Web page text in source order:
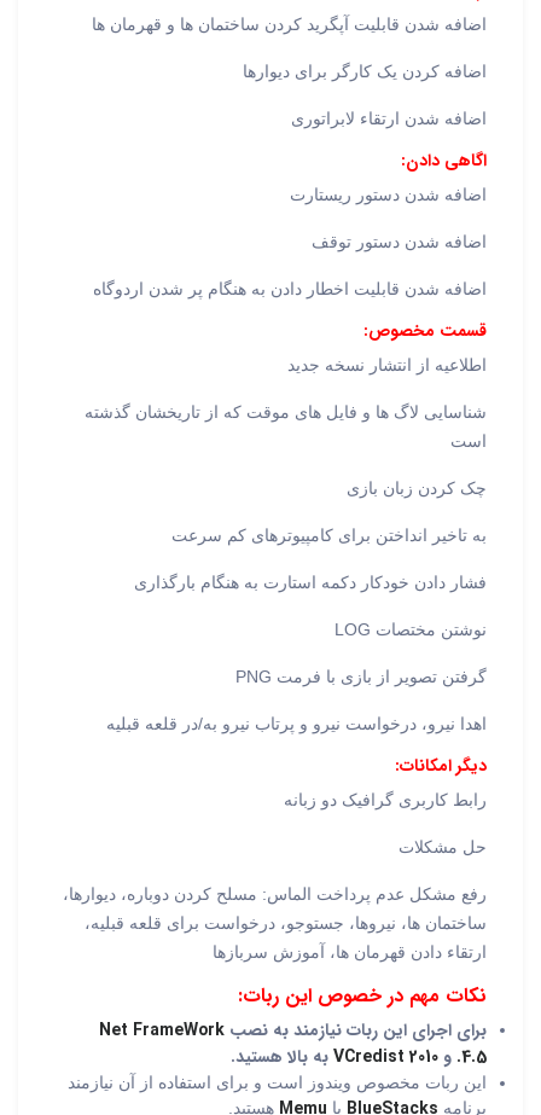
اضافه شدن قابلیت آپگرید کردن ساختمان ها و قهرمان ها
اضافه کردن یک کارگر برای دیوارها
اضافه شدن ارتقاء لابراتوری
اگاهی دادن:
اضافه شدن دستور ریستارت
اضافه شدن دستور توقف
اضافه شدن قابلیت اخطار دادن به هنگام پر شدن اردوگاه
قسمت مخصوص:
اطلاعیه از انتشار نسخه جدید
شناسایی لاگ ها و فایل های موقت که از تاریخشان گذشته
است
چک کردن زبان بازی
به تاخیر انداختن برای کامپیوترهای کم سرعت
فشار دادن خودکار دکمه استارت به هنگام بارگذاری
نوشتن مختصات LOG
گرفتن تصویر از بازی با فرمت PNG
اهدا نیرو، درخواست نیرو و پرتاب نیرو به/در قلعه قبلیه
دیگر امکانات:
رابط کاربری گرافیک دو زبانه
حل مشکلات
رفع مشکل عدم پرداخت الماس: مسلح کردن دوباره، دیوارها،
ساختمان ها، نیروها، جستوجو، درخواست برای قلعه قبلیه،
ارتقاء دادن قهرمان ها، آموزش سربازها
نکات مهم در خصوص این ربات:
برای اجرای این ربات نیازمند به نصب Net FrameWork
4.5. و VCredist 2010به بالا هستید.
این ربات مخصوص ویندوز است و برای استفاده از آن نیازمند
برنامه BlueStacks یا Memu هستید.